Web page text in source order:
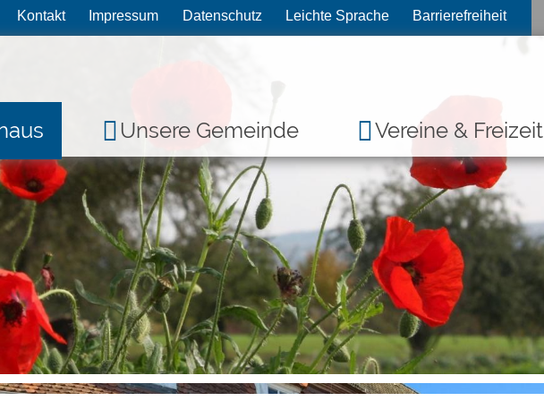
Kontakt Impressum Datenschutz Leichte Sprache Barrierefreiheit
Unsere Gemeinde Vereine & Freizeit